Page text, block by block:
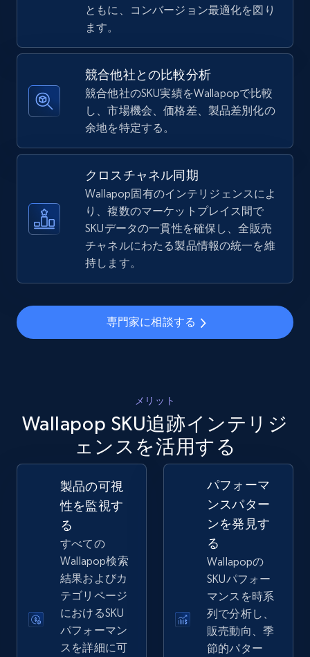
TikTok Shop - discover records by shop url
URL, Title, Available, Description, Currency, Initial
price, Final price, Discount percent, and more.
今すぐ始める
Amazon sellers info
Seller id, URL, Seller name, Description, Detailed
info, Stars, Feedbacks, Return policy, and more.
2.5K+ 378+ 今すぐ始める
URL, Product id, Title, Seller name, Seller rating,
Seller reviews, Breadcrumbs, Root category, and
more.
2.5K+ 359+ 今すぐ始める
eBay - Gather data on products using
specified keywords
URL, Product id, Title, Seller name, Seller rating,
Seller reviews, Breadcrumbs, Root category, and
2.5K+ 359+ 今すぐ始める
ともに、コンバージョン最適化を図り
ます。
競合他社との比較分析
競合他社のSKU実績をWallapopで比較
し、市場機会、価格差、製品差別化の
余地を特定する。
クロスチャネル同期
Wallapop固有のインテリジェンスによ
り、複数のマーケットプレイス間で
SKUデータの一貫性を確保し、全販売
チャネルにわたる製品情報の統一を維
持します。
専門家に相談する
メリット
Wallapop SKU追跡インテリジ
ェンスを活用する
製品の可視
性を監視す
る
すべての
Wallapop検索
結果およびカ
テゴリページ
におけるSKU
パフォーマン
スを詳細に可
パフォーマ
ンスパター
ンを発見す
る
Wallapopの
SKUパフォー
マンスを時系
列で分析し、
販売動向、季
節的パター